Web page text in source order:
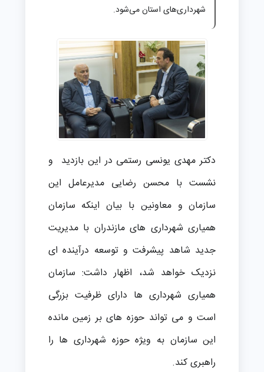
شهرداری‌های استان می‌شود.
دکتر مهدی یونسی رستمی در این بازدید و
نشست با محسن رضایی مدیرعامل این
سازمان و معاونین با بیان اينکه سازمان
همیاری شهرداری های مازندران با مدیریت
جدید شاهد پیشرفت و توسعه درآینده ای
نزدیک خواهد شد، اظهار داشت: سازمان
همیاری شهرداری ها دارای ظرفیت بزرگی
است و می تواند حوزه های بر زمین مانده
این سازمان به ویژه حوزه شهرداری ها را
راهبری کند.